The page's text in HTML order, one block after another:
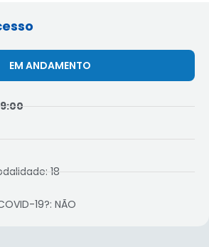
EM ANDAMENTO
18
19?: NÃO